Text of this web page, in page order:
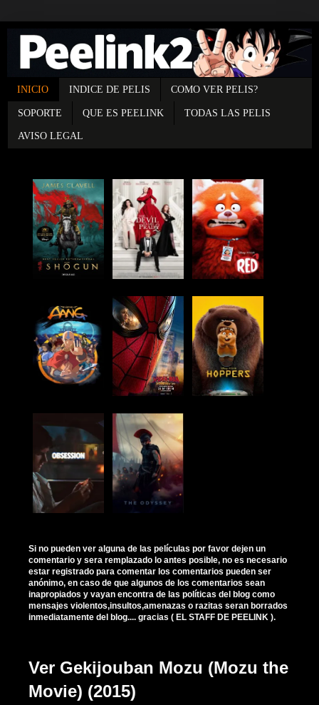
INICIO INDICE DE PELIS COMO VER PELIS?
SOPORTE QUE ES PEELINK TODAS LAS PELIS
AVISO LEGAL
Si no pueden ver alguna de las películas por favor dejen un
comentario y sera remplazado lo antes posible, no es necesario
estar registrado para comentar los comentarios pueden ser
anónimo, en caso de que algunos de los comentarios sean
inapropiados y vayan encontra de las políticas del blog como
mensajes violentos,insultos,amenazas o razitas seran borrados
inmediatamente del blog.... gracias ( EL STAFF DE PEELINK ).
Ver Gekijouban Mozu (Mozu the
Movie) (2015)